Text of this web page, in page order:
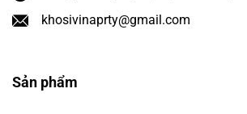
khosivinaprty@gmail.com
Sản phẩm